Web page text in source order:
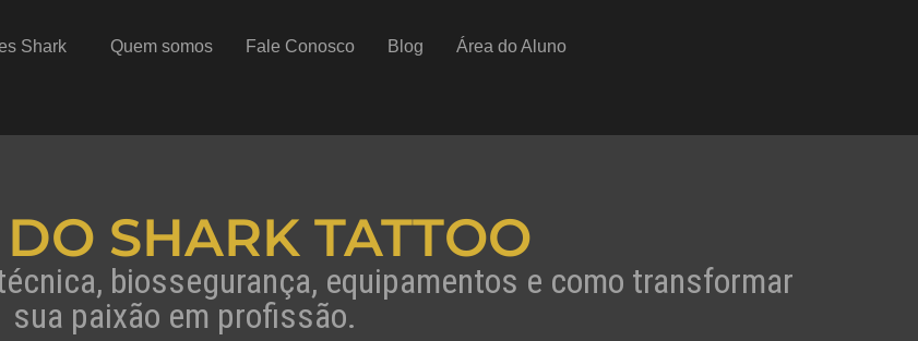
Shark Quem somos Fale Conosco Blog Área do Aluno
SHARK TATTOO
biossegurança, equipamentos e como transformar
sua paixão em profissão.